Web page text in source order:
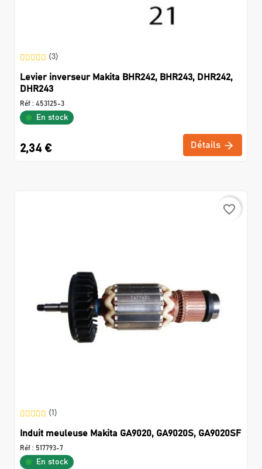
(3)
Levier inverseur Makita BHR242, BHR243, DHR242,
DHR243
Réf : 453125-3
En stock
2,34 € Détails
favorite_border
(1)
Induit meuleuse Makita GA9020, GA9020S, GA9020SF
Réf : 517793-7
En stock